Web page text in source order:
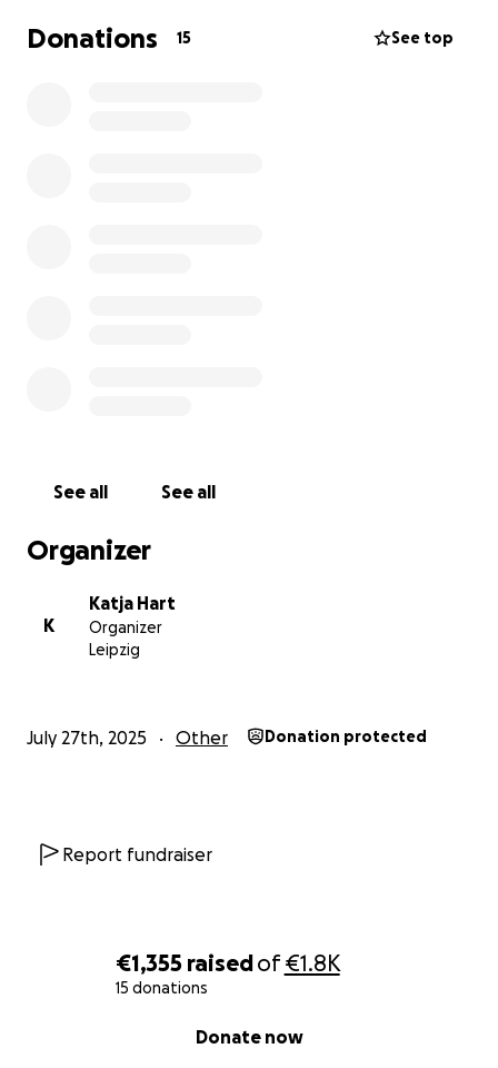
€1,355 raisedof€1.8K
15 donations
Donate now
finanziert und versichert wird und damit auch, wie
Donations 15 See top
See all See all
Organizer
K
Katja Hart
Organizer
Leipzig
July 27th, 2025 Other Donation protected
Report fundraiser